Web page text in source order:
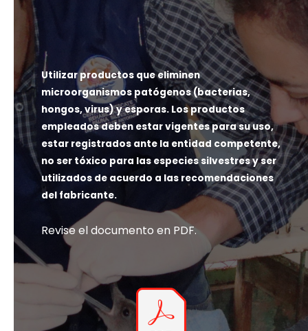
Utilizar productos que eliminen
microorganismos patógenos (bacterias,
hongos, virus) y esporas. Los productos
empleados deben estar vigentes para su uso,
estar registrados ante la entidad competente,
no ser tóxico para las especies silvestres y ser
utilizados de acuerdo a las recomendaciones
del fabricante.
Revise el documento en PDF.